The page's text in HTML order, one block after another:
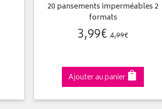
20 pansements imperméables 2
formats
3,99€ 4,99€
Ajouter au panier